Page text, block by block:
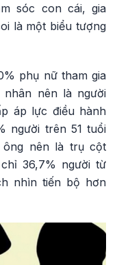
sóc con cái, gia
là một biểu tượng
phụ nữ tham gia
nên là người
áp lực điều hành
người trên 51 tuổi
nên là trụ cột
36,7% người từ
nhìn tiến bộ hơn